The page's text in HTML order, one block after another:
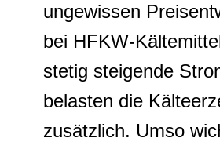
ungewissen
bei HFKW-
stetig steigende
belasten die
zusätzlich. Umso